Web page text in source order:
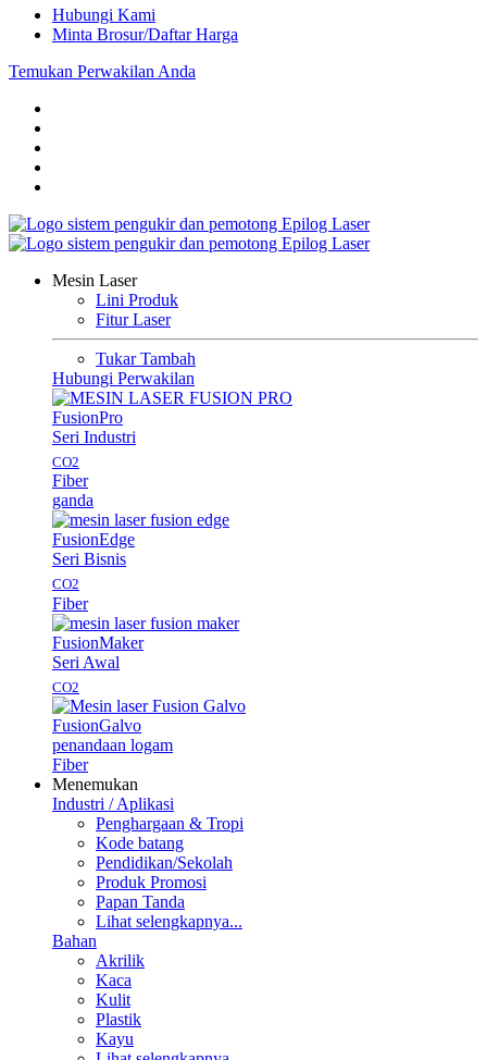
Hubungi Kami
Minta Brosur/Daftar Harga
Temukan Perwakilan Anda
Mesin Laser
Lini Produk
Fitur Laser
Tukar Tambah
Hubungi Perwakilan
FusionPro
Seri Industri
CO2
Fiber
ganda
FusionEdge
Seri Bisnis
CO2
Fiber
FusionMaker
Seri Awal
CO2
FusionGalvo
penandaan logam
Fiber
Menemukan
Industri / Aplikasi
Penghargaan & Tropi
Kode batang
Pendidikan/Sekolah
Produk Promosi
Papan Tanda
Lihat selengkapnya...
Bahan
Akrilik
Kaca
Kulit
Plastik
Kayu